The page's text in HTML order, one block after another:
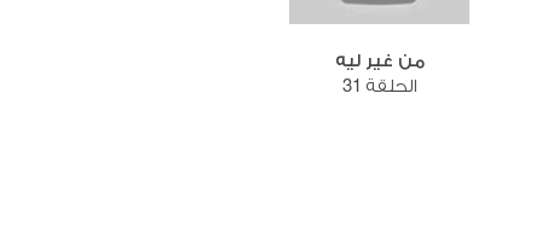
من غير ليه
الحلقة 31